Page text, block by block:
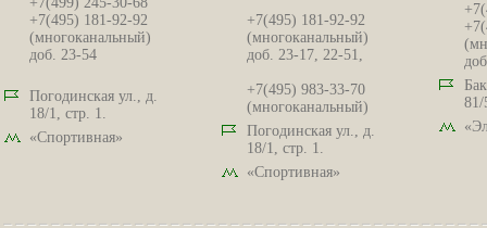
+7(495) 181-92-92
(многоканальный)
доб. 23-54
Погодинская ул., д.
18/1, стр. 1.
«Спортивная»
+7(495) 181-92-92
(многоканальный)
доб. 23-17, 22-51,
+7(495) 983-33-70
(многоканальный)
Погодинская ул., д.
18/1, стр. 1.
«Спортивная»
81/